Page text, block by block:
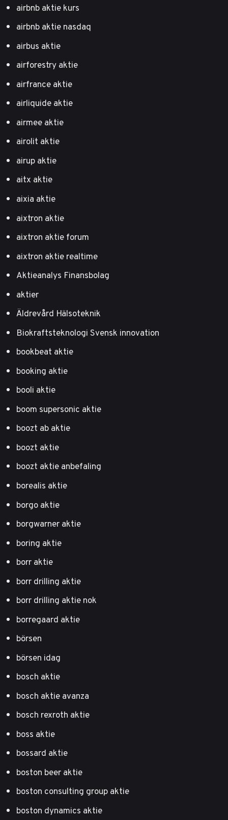
airbnb aktie kurs
airbnb aktie nasdaq
airbus aktie
airforestry aktie
airfrance aktie
airliquide aktie
airmee aktie
airolit aktie
airup aktie
aitx aktie
aixia aktie
aixtron aktie
aixtron aktie forum
aixtron aktie realtime
Aktieanalys Finansbolag
aktier
Äldrevård Hälsoteknik
Biokraftsteknologi Svensk innovation
bookbeat aktie
booking aktie
booli aktie
boom supersonic aktie
boozt ab aktie
boozt aktie
boozt aktie anbefaling
borealis aktie
borgo aktie
borgwarner aktie
boring aktie
borr aktie
borr drilling aktie
borr drilling aktie nok
borregaard aktie
börsen
börsen idag
bosch aktie
bosch aktie avanza
bosch rexroth aktie
boss aktie
bossard aktie
boston beer aktie
boston consulting group aktie
boston dynamics aktie